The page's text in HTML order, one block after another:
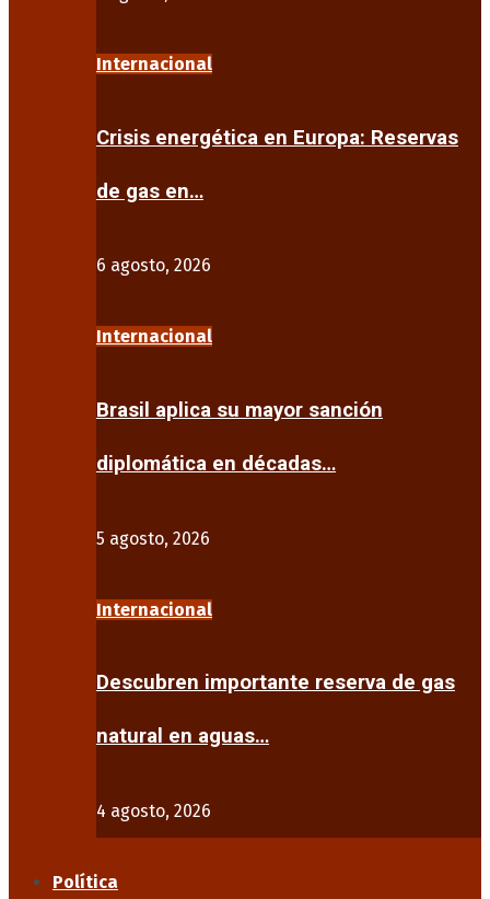
Internacional
Crisis energética en Europa: Reservas
de gas en…
6 agosto, 2026
Internacional
Brasil aplica su mayor sanción
diplomática en décadas…
5 agosto, 2026
Internacional
Descubren importante reserva de gas
natural en aguas…
4 agosto, 2026
Política